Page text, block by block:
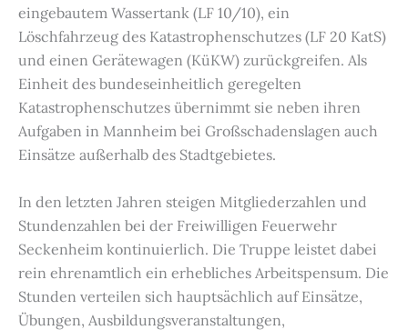
eingebautem Wassertank (LF 10/10), ein
Löschfahrzeug des Katastrophenschutzes (LF 20 KatS)
und einen Gerätewagen (KüKW) zurückgreifen. Als
Einheit des bundeseinheitlich geregelten
Katastrophenschutzes übernimmt sie neben ihren
Aufgaben in Mannheim bei Großschadenslagen auch
Einsätze außerhalb des Stadtgebietes.
In den letzten Jahren steigen Mitgliederzahlen und
Stundenzahlen bei der Freiwilligen Feuerwehr
Seckenheim kontinuierlich. Die Truppe leistet dabei
rein ehrenamtlich ein erhebliches Arbeitspensum. Die
Stunden verteilen sich hauptsächlich auf Einsätze,
Übungen, Ausbildungsveranstaltungen,